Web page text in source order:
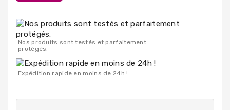
Nos produits sont testés et parfaitement
protégés.
Expédition rapide en moins de 24h !